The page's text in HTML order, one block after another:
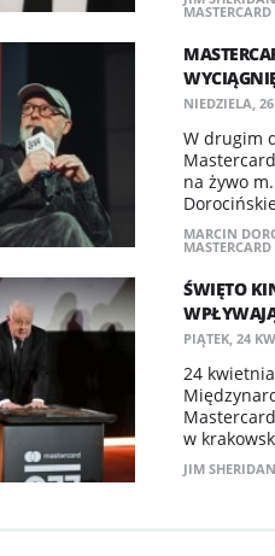
NIEDZIELA,
W drugim
na żywo
MARCIN
ŚWIĘTO
PIĄTEK, 24
24
w
JIM SHERIDAN